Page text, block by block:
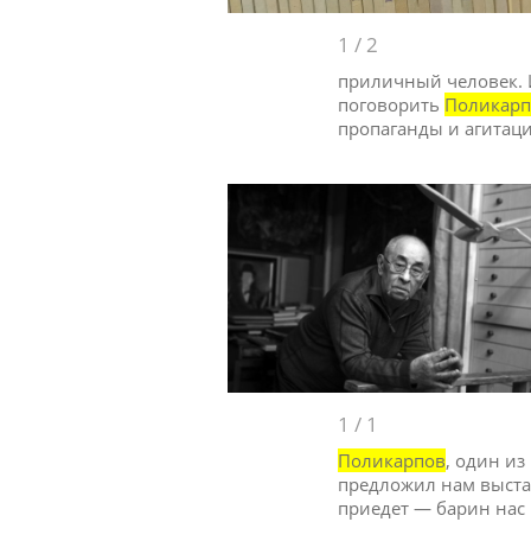
1 / 2
приличный человек.
поговорить
пропаганды и
1 / 1
Поликарпов, один из
предложил нам
приедет — барин нас